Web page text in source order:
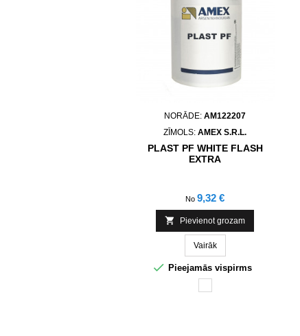
NORĀDE:AM122207
ZĪMOLS:AMEX S.R.L.
PLAST PF WHITE FLASH
EXTRA
NoCena
9,32 €
 Pievienot grozam
Vairāk
 Pieejamās vispirms